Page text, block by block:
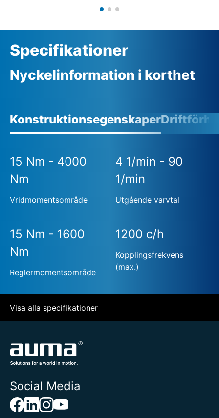
Specifikationer
Nyckelinformation i korthet
Konstruktionsegenskaper
15 Nm - 4000
Nm
Vridmomentsområde
4 1/min - 90
1/min
Utgående varvtal
15 Nm - 1600
Nm
Reglermomentsområde
1200 c/h
Kopplingsfrekvens
(max.)
Visa alla specifikationer
Social Media